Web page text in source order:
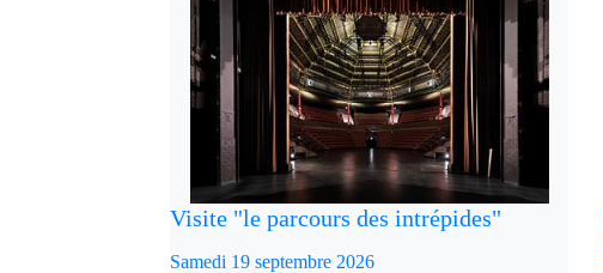
Visite "le parcours des intrépides"
Samedi 19 septembre 2026